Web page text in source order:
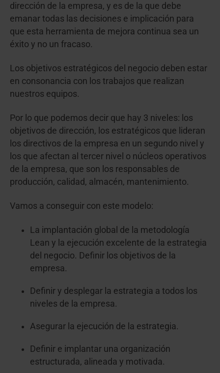
dirección de la empresa, y es de la que debe
emanar todas las decisiones e implicación para
que esta herramienta de mejora continua sea un
éxito y no un fracaso.
Los objetivos estratégicos del negocio deben estar
en consonancia con los trabajos que realizan
nuestros equipos.
Por lo que podemos decir que hay 3 niveles: los
objetivos de dirección, los estratégicos que lideran
los directivos de la empresa en un segundo nivel y
los que afectan al tercer nivel o núcleos operativos
de la empresa, que son los responsables de
producción, calidad, almacén, mantenimiento.
Vamos a conseguir con este modelo:
La implantación global de la metodología
Lean y la ejecución excelente de la estrategia
del negocio. Definir los objetivos de la
empresa.
Definir y desplegar la estrategia a todos los
niveles de la empresa.
Asegurar la ejecución de la estrategia.
Definir e implantar una organización
estructurada, alineada y motivada.